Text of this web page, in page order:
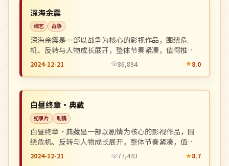
日本
深海余震
综艺 战争
深海余震是一部以战争为核心的影视作品，围绕危
机、反转与人物成长展开，整体节奏紧凑，值得推荐
观看。
2024-12-21 86,894 8.0
英国
白昼终章·典藏
纪录片 剧情
白昼终章·典藏是一部以剧情为核心的影视作品，围
绕危机、反转与人物成长展开，整体节奏紧凑，值得
推荐观看。
2024-12-21 77,443 8.7